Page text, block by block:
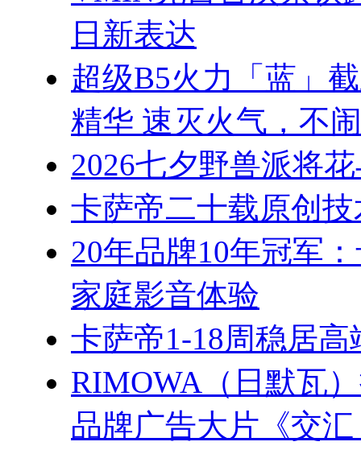
日新表达
超级B5火力「蓝」
精华 速灭火气，不
2026七夕野兽派将
卡萨帝二十载原创
20年品牌10年冠军
家庭影音体验
卡萨帝1-18周稳居
RIMOWA（日默瓦
品牌广告大片《交